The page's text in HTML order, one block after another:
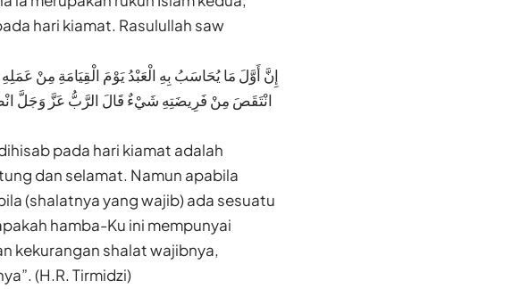
hari kiamat. Rasulullah saw
إِنَّ أَوَّلَ مَا يُحَاسَبُ بِهِ الْعَبْدُ يَوْمَ الْقِيَامَةِ مِنْ
انْتَقَصَ مِنْ فَرِيضَتِهِ شَيْءٌ قَالَ الرَّبُّ عَزَّ وَجَلَّ
pada hari kiamat adalah
dan selamat. Namun apabila
(shalatnya yang wajib) ada sesuatu
hamba-Ku ini mempunyai
kekurangan shalat wajibnya,
(H.R. Tirmidzi)